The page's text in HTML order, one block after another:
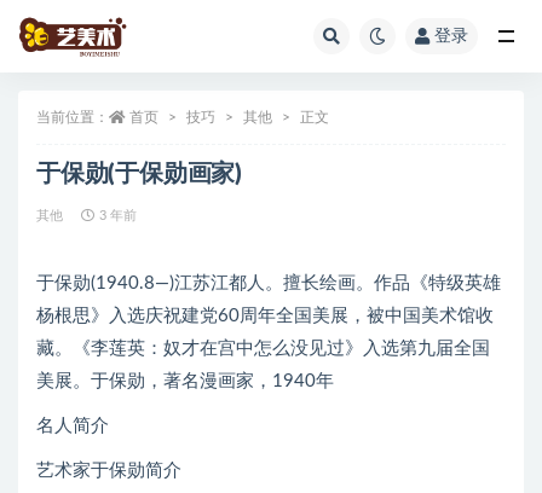
登录
当前位置： 首页 技巧 其他 正文
于保勋(于保勋画家)
其他 3 年前
于保勋(1940.8—)江苏江都人。擅长绘画。作品《特级英雄
杨根思》入选庆祝建党60周年全国美展，被中国美术馆收
藏。《李莲英：奴才在宫中怎么没见过》入选第九届全国
美展。于保勋，著名漫画家，1940年
名人简介
艺术家于保勋简介